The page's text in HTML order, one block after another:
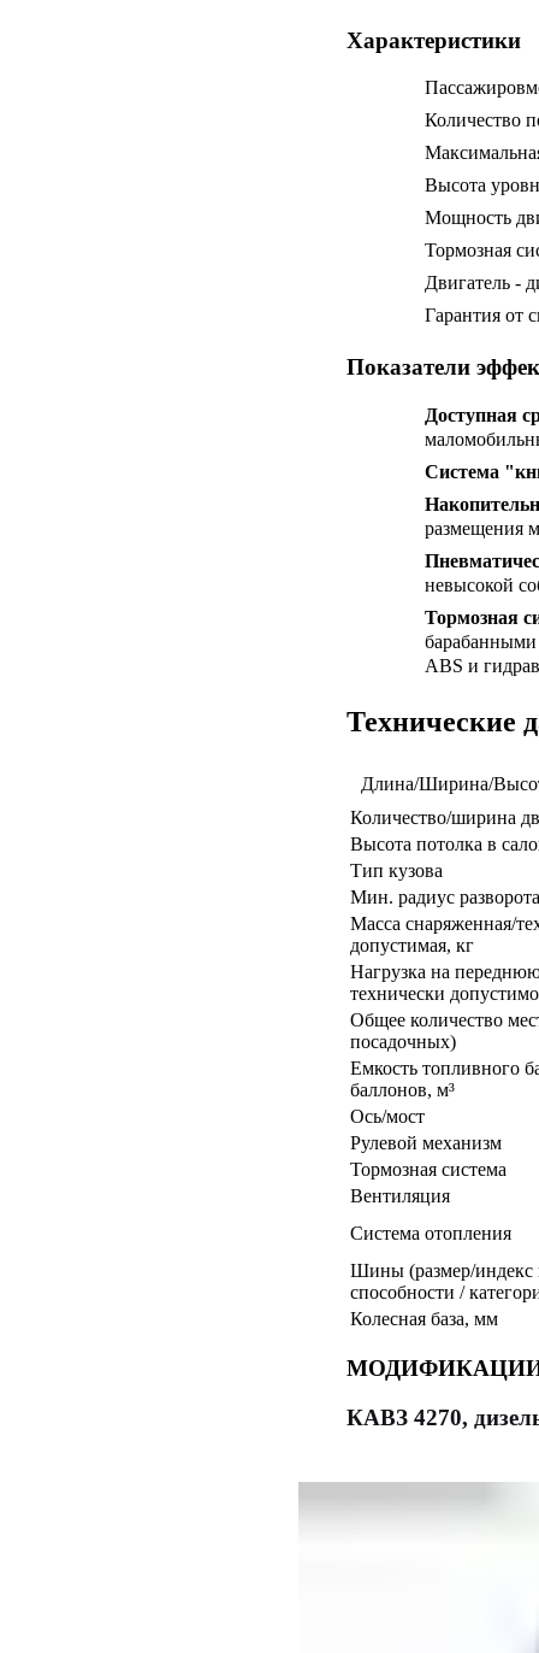
Характеристики
Количество
Высота
Мощность
Тормозная
Двигатель -
Гарантия от
Показатели
Доступная
Система
размещения
невысокой
Тормозная
барабанными
ABS и
Технические
Длина/Ширина/
Количество/ширина
Высота потолка в
Тип кузова
Мин. радиус
Масса снаряженная/
допустимая, кг
Нагрузка на
технически
Общее количество
посадочных)
Емкость топливного
баллонов, м³
Ось/мост
Рулевой механизм
Тормозная система
Вентиляция
Система отопления
Шины (размер/индекс
способности /
Колесная база, мм
КАВЗ 4270,